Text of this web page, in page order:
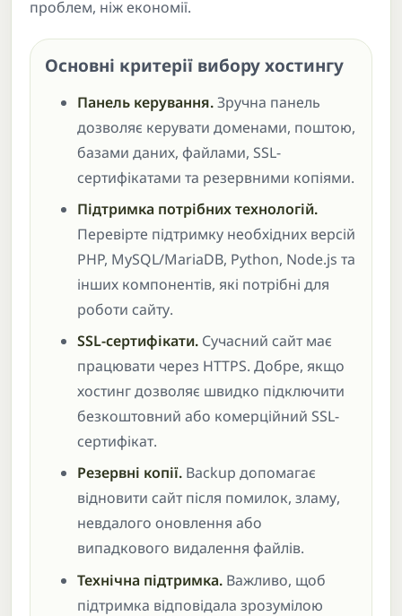
проблем, ніж економії.
Основні критерії вибору хостингу
Панель керування.Зручна панель
дозволяє керувати доменами, поштою,
базами даних, файлами, SSL-
сертифікатами та резервними копіями.
Підтримка потрібних технологій.
Перевірте підтримку необхідних версій
PHP, MySQL/MariaDB, Python, Node.js та
інших компонентів, які потрібні для
роботи сайту.
SSL-сертифікати. Сучасний сайт має
працювати через HTTPS. Добре, якщо
хостинг дозволяє швидко підключити
безкоштовний або комерційний SSL-
сертифікат.
Резервні копії. Backup допомагає
відновити сайт після помилок, зламу,
невдалого оновлення або
випадкового видалення файлів.
Технічна підтримка. Важливо, щоб
підтримка відповідала зрозумілою